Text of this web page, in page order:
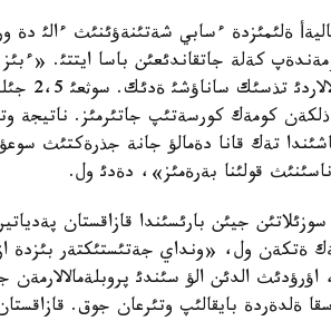
ةلئمئزدة ءسابي شةتئنةؤئنئث ءالئ دة
تةك قانا دةمالؤ جانة جذرةكتئث
قولئنا بةرةمئز»، دةدئ ول.
جيئن بارئسئندا قازاقستان
ةتكةن ول، «ونداي جةتئستئكتةر بئزدة
اؤرؤدئث الدئن الؤ سئندئ
ةلدةردة بايقالئپ وتئرعان جوق.